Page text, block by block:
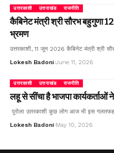
उत्तरकाशी उत्तराखंड राजनीति
कैबिनेट मंत्री श्री सौरभ बहुगुणा
भ्रमण
उत्तरकाशी, 11 जून 2026 कैबिनेट मंत्री श्री
Lokesh Badoni June 11, 2026
उत्तरकाशी उत्तराखंड राजनीति
लहू से सींचा है भाजपा कार्यकर्ताओं
पुरोला उतरकाशी कुछ लोग आज भी इस
Lokesh Badoni May 10, 2026